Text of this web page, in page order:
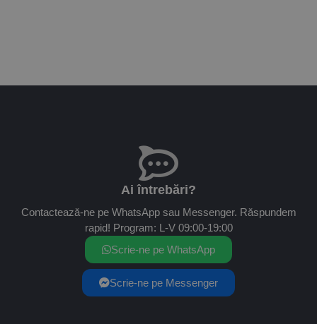
Ai întrebări?
Contactează-ne pe WhatsApp sau Messenger. Răspundem
rapid! Program: L-V 09:00-19:00
Scrie-ne pe WhatsApp
Scrie-ne pe Messenger